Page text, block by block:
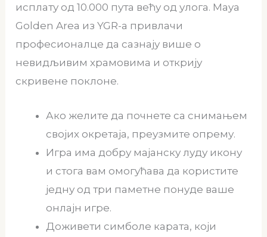
исплату од 10.000 пута већу од улога. Maya
Golden Area из YGR-а привлачи
професионалце да сазнају више о
невидљивим храмовима и открију
скривене поклоне.
Ако желите да почнете са снимањем
својих окретаја, преузмите опрему.
Игра има добру мајанску луду икону
и стога вам омогућава да користите
једну од три паметне понуде ваше
онлајн игре.
Доживети симболе карата, који